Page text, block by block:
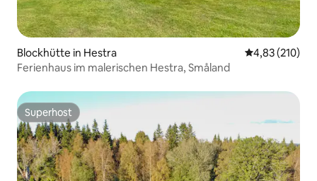
Blockhütte in Hestra
4,83 (210)
Ferienhaus im malerischen Hestra, Småland
Superhost
Superhost